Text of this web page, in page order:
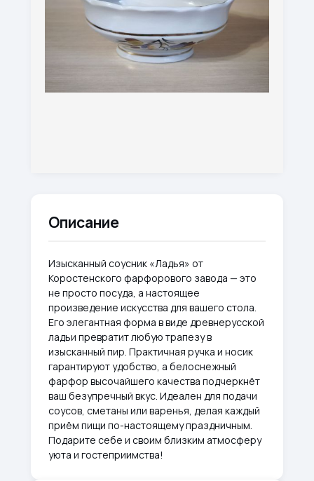
Описание
Изысканный соусник «Ладья» от
Коростенского фарфорового завода — это
не просто посуда, а настоящее
произведение искусства для вашего стола.
Его элегантная форма в виде древнерусской
ладьи превратит любую трапезу в
изысканный пир. Практичная ручка и носик
гарантируют удобство, а белоснежный
фарфор высочайшего качества подчеркнёт
ваш безупречный вкус. Идеален для подачи
соусов, сметаны или варенья, делая каждый
приём пищи по-настоящему праздничным.
Подарите себе и своим близким атмосферу
уюта и гостеприимства!